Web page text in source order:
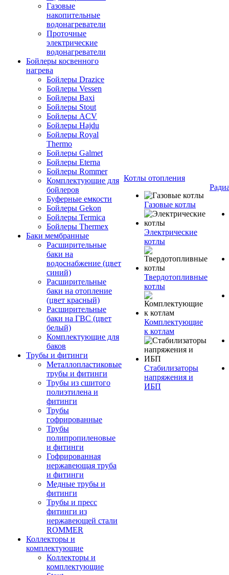
Газовые
накопительные
водонагреватели
Проточные
электрические
водонагреватели
Бойлеры косвенного
нагрева
Бойлеры Drazice
Бойлеры Vessen
Бойлеры Baxi
Бойлеры Stout
Бойлеры ACV
Бойлеры Hajdu
Бойлеры Royal
Thermo
Бойлеры Galmet
Бойлеры Eterna
Бойлеры Rommer
Комплектующие для
бойлеров
Буферные емкости
Бойлеры Gekon
Бойлеры Termica
Бойлеры Thermex
Баки мембранные
Расширительные
баки на
водоснабжение (цвет
синий)
Расширительные
баки на отопление
(цвет красный)
Расширительные
баки на ГВС (цвет
белый)
Комплектующие для
баков
Трубы и фитинги
Металлопластиковые
трубы и фитинги
Трубы из сшитого
полиэтилена и
фитинги
Трубы
гофрированные
Трубы
полипропиленовые
и фитинги
Гофрированная
нержавеющая труба
и фитинги
Медные трубы и
фитинги
Трубы и пресс
фитинги из
нержавеющей стали
ROMMER
Коллекторы и
комплектующие
Коллекторы и
комплектующие
Котлы отопления
Газовые котлы
Электрические
котлы
Твердотопливные
котлы
Комплектующие
к котлам
Стабилизаторы
напряжения и
ИБП